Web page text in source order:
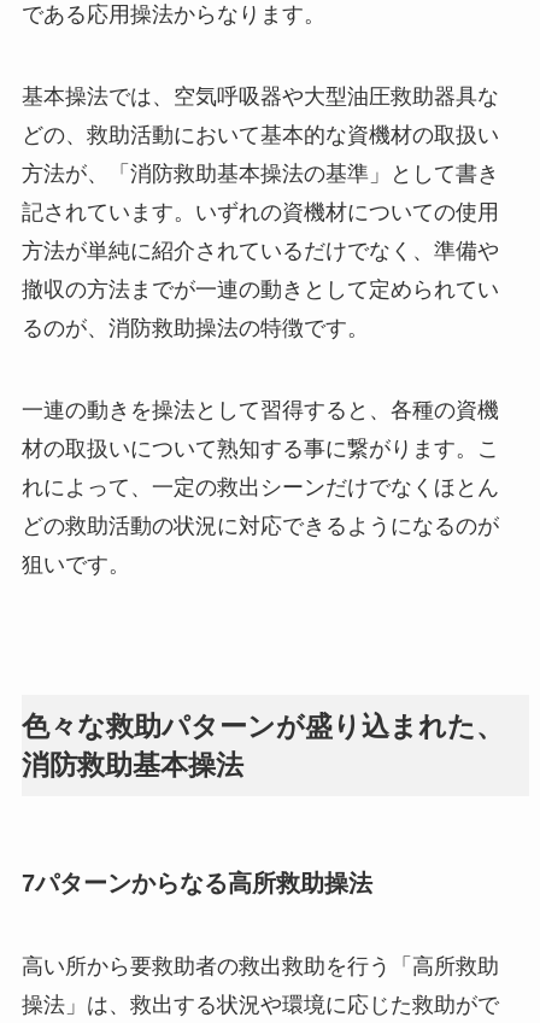
である応用操法からなります。
基本操法では、空気呼吸器や大型油圧救助器具な
どの、救助活動において基本的な資機材の取扱い
方法が、「消防救助基本操法の基準」として書き
記されています。いずれの資機材についての使用
方法が単純に紹介されているだけでなく、準備や
撤収の方法までが一連の動きとして定められてい
るのが、消防救助操法の特徴です。
一連の動きを操法として習得すると、各種の資機
材の取扱いについて熟知する事に繋がります。こ
れによって、一定の救出シーンだけでなくほとん
どの救助活動の状況に対応できるようになるのが
狙いです。
色々な救助パターンが盛り込まれた、
消防救助基本操法
7パターンからなる高所救助操法
高い所から要救助者の救出救助を行う「高所救助
操法」は、救出する状況や環境に応じた救助がで